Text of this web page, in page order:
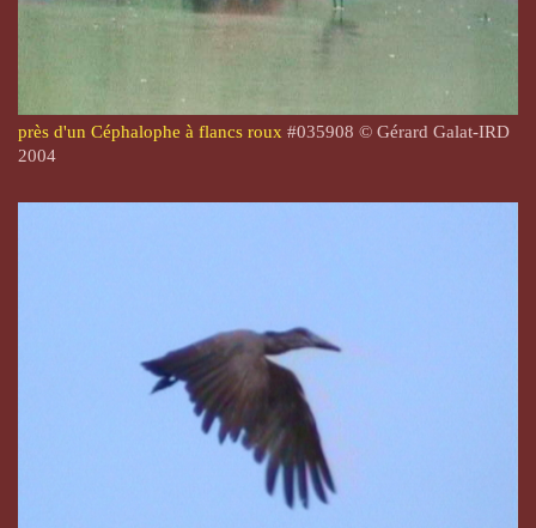
près d'un Céphalophe à flancs roux #035908 © Gérard Galat-IRD
2004